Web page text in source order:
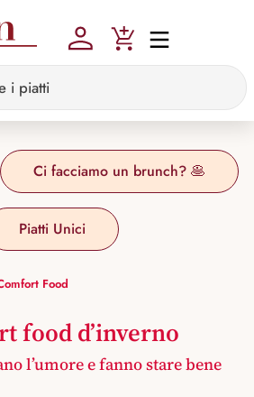
Ci facciamo un brunch? 🥞
Piatti Unici
Food
food d’inverno
l’umore e fanno stare bene